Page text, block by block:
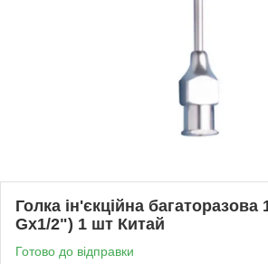
Голка ін'єкційна багаторазова
Gх1/2") 1 шт Китай
Готово до відправки